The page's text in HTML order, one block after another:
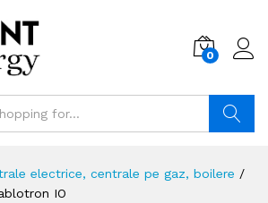
0
electrice, centrale pe gaz, boilere /
IO